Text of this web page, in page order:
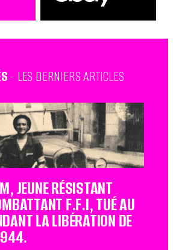
- LES DERNIERS ARTICLES
JEUNE RÉSISTANT
F.F.I, TUÉ AU
LA LIBÉRATION DE